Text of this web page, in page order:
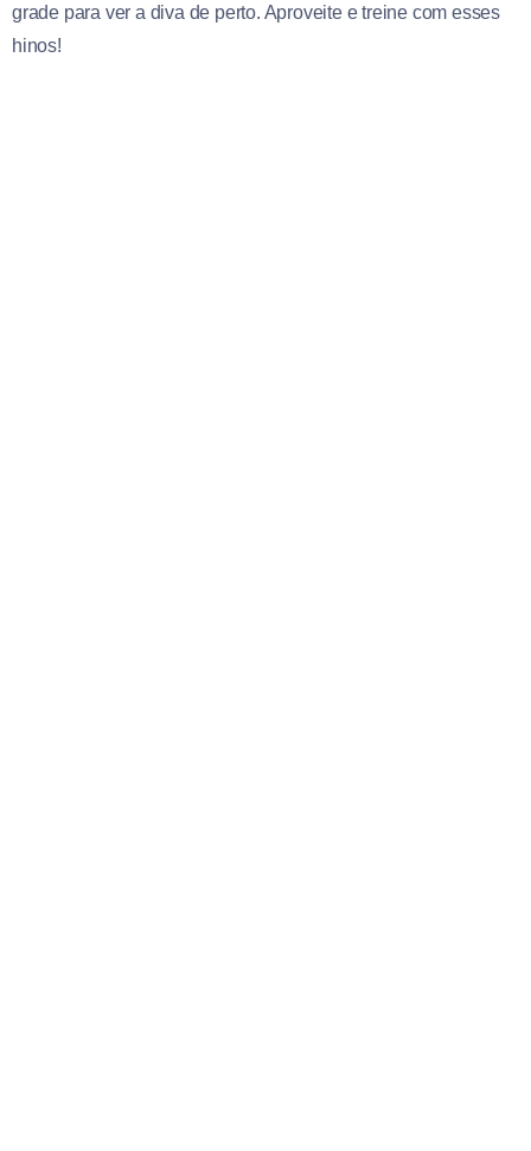
grade para ver a diva de perto. Aproveite e treine com esses
hinos!